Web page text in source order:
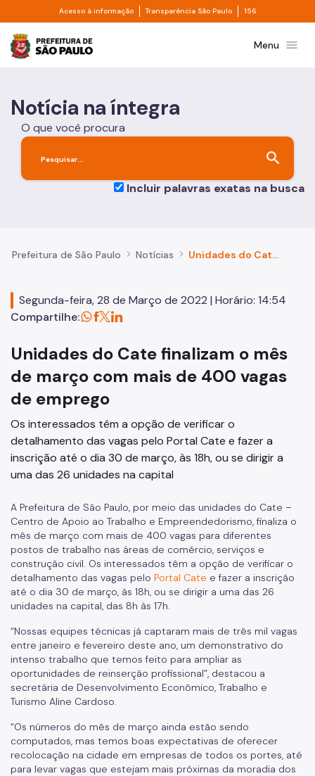
Pular para o Conteúdo principal
Acesso à informação Divisor de acesso à informação
Transparência São Paulo Divisor de
156
Prefeitura de São PauloMenu menu
Notícia na íntegra
O que você procura
search
Incluir palavras exatas na busca
Prefeitura de São Paulo Notícias Unidades do Cate finalizam o mês de março com mais de 400 vagas de emprego
Segunda-feira, 28 de Março de 2022 | Horário: 14:54
Compartilhe:
Unidades do Cate finalizam o mês
de março com mais de 400 vagas
de emprego
Os interessados têm a opção de verificar o
detalhamento das vagas pelo Portal Cate e fazer a
inscrição até o dia 30 de março, às 18h, ou se dirigir a
uma das 26 unidades na capital
A Prefeitura de São Paulo, por meio das unidades do Cate –
Centro de Apoio ao Trabalho e Empreendedorismo, finaliza o
mês de março com mais de 400 vagas para diferentes
postos de trabalho nas áreas de comércio, serviços e
construção civil. Os interessados têm a opção de verificar o
detalhamento das vagas pelo Portal Cate e fazer a inscrição
até o dia 30 de março, às 18h, ou se dirigir a uma das 26
unidades na capital, das 8h às 17h.
“Nossas equipes técnicas já captaram mais de três mil vagas
entre janeiro e fevereiro deste ano, um demonstrativo do
intenso trabalho que temos feito para ampliar as
oportunidades de reinserção profissional”, destacou a
secretária de Desenvolvimento Econômico, Trabalho e
Turismo Aline Cardoso.
“Os números do mês de março ainda estão sendo
computados, mas temos boas expectativas de oferecer
recolocação na cidade em empresas de todos os portes, até
para levar vagas que estejam mais próximas da moradia dos